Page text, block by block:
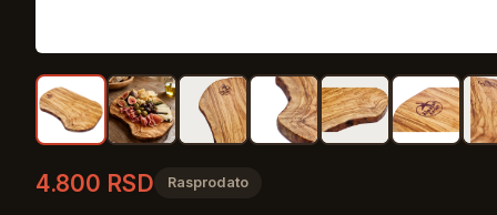
4.800 RSD Rasprodato